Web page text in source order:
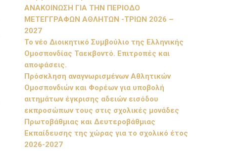
ΑΝΑΚΟΙΝΩΣΗ ΓΙΑ ΤΗΝ ΠΕΡΙΟΔΟ
ΜΕΤΕΓΓΡΑΦΩΝ ΑΘΛΗΤΩΝ -ΤΡΙΩΝ 2026 –
2027
Το νέο Διοικητικό Συμβούλιο της Ελληνικής
Ομοσπονδίας Ταεκβοντό. Επιτροπές και
αποφάσεις.
Πρόσκληση αναγνωρισμένων Αθλητικών
Ομοσπονδιών και Φορέων για υποβολή
αιτημάτων έγκρισης αδειών εισόδου
εκπροσώπων τους στις σχολικές μονάδες
Πρωτοβάθμιας και Δευτεροβάθμιας
Εκπαίδευσης της χώρας για το σχολικό έτος
2026-2027